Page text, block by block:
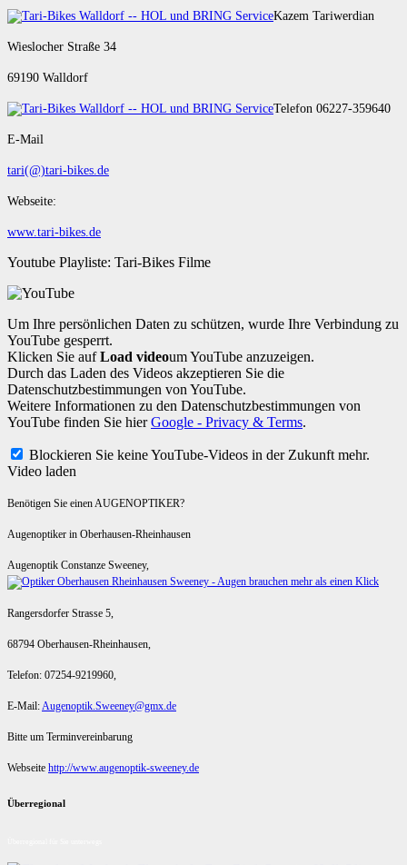
Kazem Tariwerdian
Wieslocher Straße 34
69190 Walldorf
Telefon 06227-359640
E-Mail
tari(@)tari-bikes.de
Webseite:
www.tari-bikes.de
Youtube Playliste: Tari-Bikes Filme
Um Ihre persönlichen Daten zu schützen, wurde Ihre Verbindung zu
YouTube gesperrt.
Klicken Sie aufLoad videoum YouTube anzuzeigen.
Durch das Laden des Videos akzeptieren Sie die
Datenschutzbestimmungen von YouTube.
Weitere Informationen zu den Datenschutzbestimmungen von
YouTube finden Sie hierGoogle - Privacy & Terms.
Blockieren Sie keine YouTube-Videos in der Zukunft mehr.
Video laden
Benötigen Sie einen AUGENOPTIKER?
Augenoptiker in Oberhausen-Rheinhausen
Augenoptik Constanze Sweeney,
Rangersdorfer Strasse 5,
68794 Oberhausen-Rheinhausen,
Telefon: 07254-9219960,
E-Mail:Augenoptik.Sweeney@gmx.de
Bitte um Terminvereinbarung
Webseite http://www.augenoptik-sweeney.de
Überregional